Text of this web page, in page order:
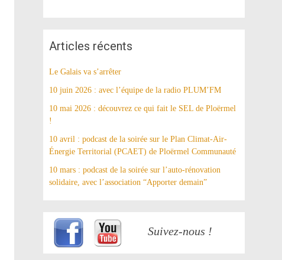
Articles récents
Le Galais va s’arrêter
10 juin 2026 : avec l’équipe de la radio PLUM’FM
10 mai 2026 : découvrez ce qui fait le SEL de Ploërmel
!
10 avril : podcast de la soirée sur le Plan Climat-Air-
Énergie Territorial (PCAET) de Ploërmel Communauté
10 mars : podcast de la soirée sur l’auto-rénovation
solidaire, avec l’association “Apporter demain”
Suivez-nous !